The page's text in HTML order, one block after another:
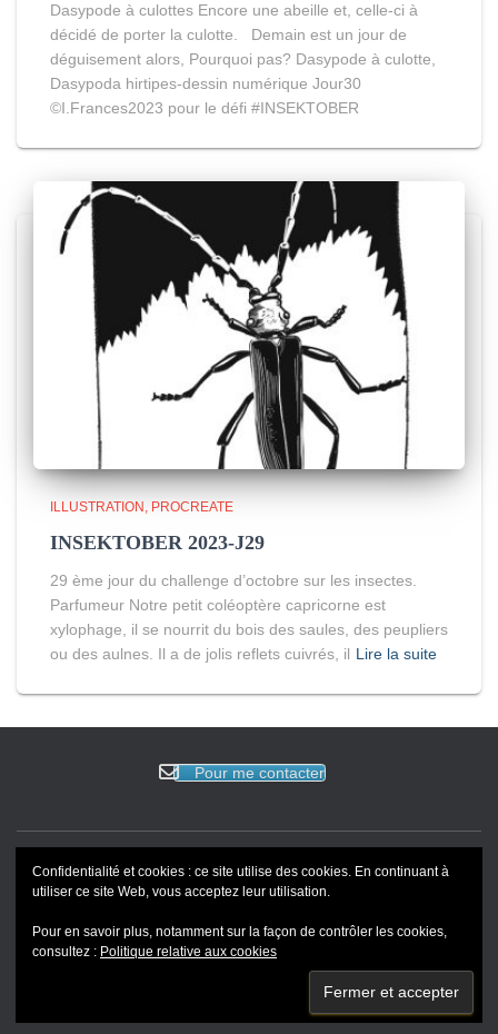
Dasypode à culottes Encore une abeille et, celle-ci à
décidé de porter la culotte. Demain est un jour de
déguisement alors, Pourquoi pas? Dasypode à culotte,
Dasypoda hirtipes-dessin numérique Jour30
©I.Frances2023 pour le défi #INSEKTOBER
ILLUSTRATION PROCREATE
INSEKTOBER 2023-J29
29 ème jour du challenge d’octobre sur les insectes.
Parfumeur Notre petit coléoptère capricorne est
xylophage, il se nourrit du bois des saules, des peupliers
ou des aulnes. Il a de jolis reflets cuivrés, il Lire la suite
Pour me contacter
ACCUEIL EVENEMENTS BLOG REVUE DE PRESSE
PORTFOLIO
ThemeIsle
Confidentialité et cookies : ce site utilise des cookies. En continuant à
utiliser ce site Web, vous acceptez leur utilisation.
Pour en savoir plus, notamment sur la façon de contrôler les cookies,
consultez : Politique relative aux cookies